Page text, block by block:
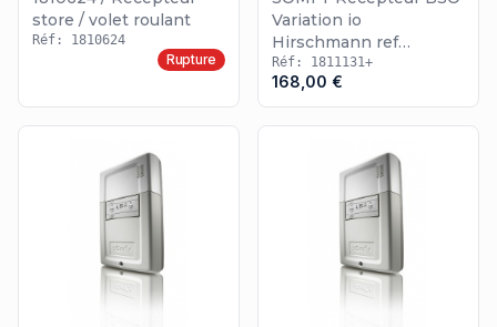
store / volet roulant
Réf: 1810624
Rupture
Variation io
Hirschmann ref
1811131+9021222
Réf: 1811131+
168,00 €